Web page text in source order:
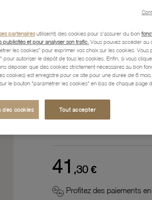
Description
Caractéristiques détaillées
41 ,30 €
Profitez des paiements
partenairesutilise(nt) des cookies pour s'assurer du bon
publicités et pour analyser son trafic. Vous pouvez accéder au
les cookies” pour exprimer vos choix sur les cookies. Vous
autoriser le dépôt de tous les cookies. Enfin, si vous
déposer que des cookies strictement nécessaires au bon
cookies) est enregistré pour ce site pour une durée de 6
le bouton "paramétrer les cookies" en bas de chaque page
des cookies Tout accepter